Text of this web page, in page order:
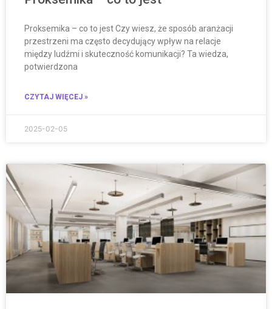
Proksemika – co to jest Czy wiesz, że sposób aranżacji
przestrzeni ma często decydujący wpływ na relacje
między ludźmi i skuteczność komunikacji? Ta wiedza,
potwierdzona
CZYTAJ WIĘCEJ »
2025-02-05